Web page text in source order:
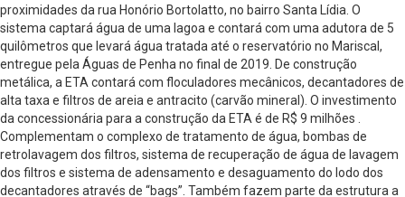
proximidades da rua Honório Bortolatto, no bairro Santa Lídia. O
sistema captará água de uma lagoa e contará com uma adutora de 5
quilômetros que levará água tratada até o reservatório no Mariscal,
entregue pela Águas de Penha no final de 2019. De construção
metálica, a ETA contará com floculadores mecânicos, decantadores de
alta taxa e filtros de areia e antracito (carvão mineral). O investimento
da concessionária para a construção da ETA é de R$ 9 milhões .
Complementam o complexo de tratamento de água, bombas de
retrolavagem dos filtros, sistema de recuperação de água de lavagem
dos filtros e sistema de adensamento e desaguamento do lodo dos
decantadores através de “bags”. Também fazem parte da estrutura a